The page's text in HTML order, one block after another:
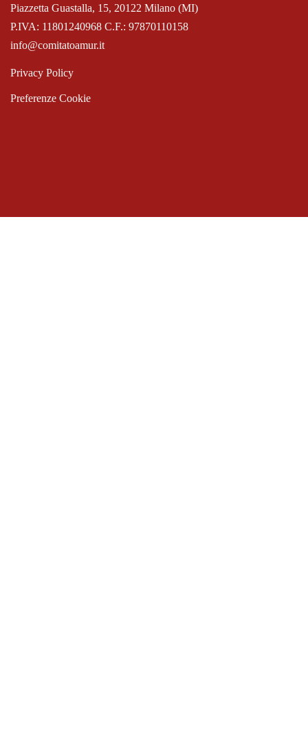
P.IVA: 11801240968 C.F.: 97870110158
Piazzetta Guastalla, 15, 20122 Milano (MI)
info@comitatoamur.it
Privacy Policy
Preferenze Cookie